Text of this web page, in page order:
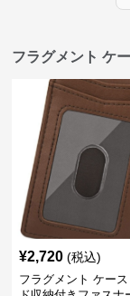
フラグメント ケ
¥2,720 (税込)
フラグメント ケー